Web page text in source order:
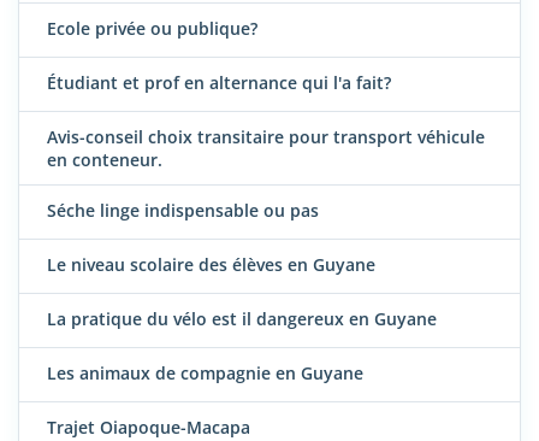
Ecole privée ou publique?
Étudiant et prof en alternance qui l'a fait?
Avis-conseil choix transitaire pour transport véhicule
en conteneur.
Séche linge indispensable ou pas
Le niveau scolaire des élèves en Guyane
La pratique du vélo est il dangereux en Guyane
Les animaux de compagnie en Guyane
Trajet Oiapoque-Macapa